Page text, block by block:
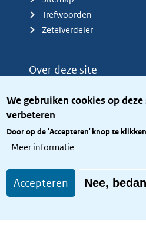
We gebruiken cookies op
verbeteren
Door op de 'Accepteren' knop te
Meer informatie
Accepteren Nee,
Trefwoorden
Zetelverdeler
Over deze site
Privacy
Toegang site openbaar
Toegankelijkheid